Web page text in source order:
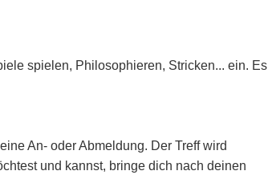
spielen, Philosophieren, Stricken... ein. Es
An- oder Abmeldung. Der Treff wird
und kannst, bringe dich nach deinen